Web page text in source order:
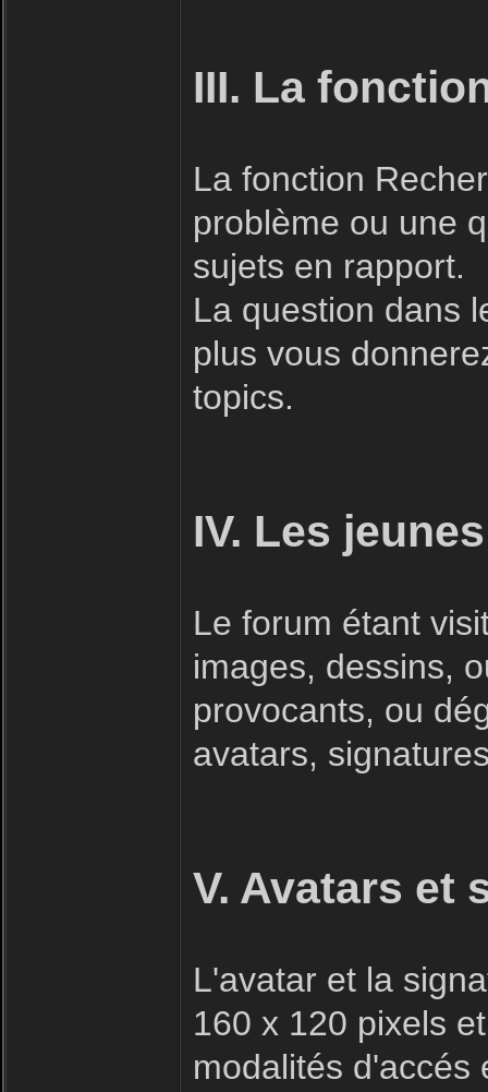
III. La
La fonction
problème ou une
sujets en rapport.
La question dans
plus vous
topics.
IV. Les jeunes
Le forum étant
images, dessins,
provocants, ou
avatars,
V. Avatars et
L'avatar et la
160 x 120 pixels
modalités d'accés